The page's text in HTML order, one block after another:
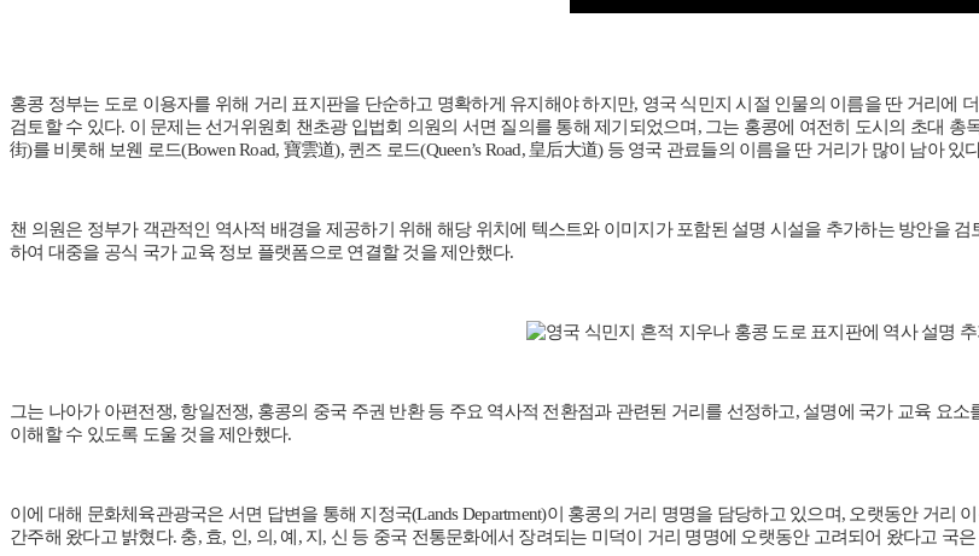
홍콩 정부는 도로 이용자를 위해 거리 표지판을 단순하고 명확하게 유지해야 하지만, 영국 식민지 시절 인물의 이름을 딴 거리에
검토할 수 있다. 이 문제는 선거위원회 챈초광 입법회 의원의 서면 질의를 통해 제기되었으며, 그는 홍콩에 여전히 도시의 초대 총
街)를 비롯해 보웬 로드(Bowen Road, 寶雲道), 퀸즈 로드(Queen’s Road, 皇后大道) 등 영국 관료들의 이름을 딴 거리가 많이 남아 있
챈 의원은 정부가 객관적인 역사적 배경을 제공하기 위해 해당 위치에 텍스트와 이미지가 포함된 설명 시설을 추가하는 방안을
하여 대중을 공식 국가 교육 정보 플랫폼으로 연결할 것을 제안했다.
그는 나아가 아편전쟁, 항일전쟁, 홍콩의 중국 주권 반환 등 주요 역사적 전환점과 관련된 거리를 선정하고, 설명에 국가 교육 요
이해할 수 있도록 도울 것을 제안했다.
이에 대해 문화체육관광국은 서면 답변을 통해 지정국(Lands Department)이 홍콩의 거리 명명을 담당하고 있으며, 오랫동안 거
간주해 왔다고 밝혔다. 충, 효, 인, 의, 예, 지, 신 등 중국 전통문화에서 장려되는 미덕이 거리 명명에 오랫동안 고려되어 왔다고 국